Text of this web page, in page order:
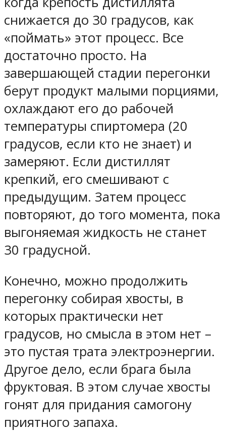
снижается до 30 градусов, как
«поймать» этот процесс. Все
достаточно просто. На
завершающей стадии перегонки
берут продукт малыми порциями,
охлаждают его до рабочей
температуры спиртомера (20
градусов, если кто не знает) и
замеряют. Если дистиллят
крепкий, его смешивают с
предыдущим. Затем процесс
повторяют, до того момента, пока
выгоняемая жидкость не станет
30 градусной.
Конечно, можно продолжить
перегонку собирая хвосты, в
которых практически нет
градусов, но смысла в этом нет –
это пустая трата электроэнергии.
Другое дело, если брага была
фруктовая. В этом случае хвосты
гонят для придания самогону
приятного запаха.